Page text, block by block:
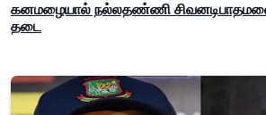
கனமழையால் நல்லதண்ணி
தடை